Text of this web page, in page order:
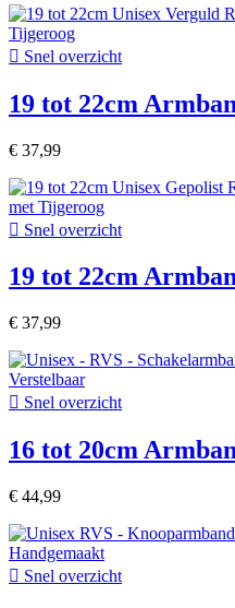
 Snel overzicht
19 tot 22cm
€ 37,99
 Snel overzicht
19 tot 22cm
€ 37,99
 Snel overzicht
16 tot 20cm
€ 44,99
 Snel overzicht